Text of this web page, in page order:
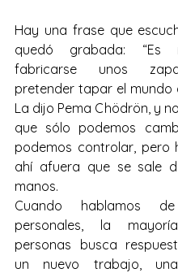
Hay una frase que
quedó grabada: “Es
fabricarse unos
pretender tapar el mundo
La dijo Pema Chödrön, y
que sólo podemos
podemos controlar, pero
ahí afuera que se sale
manos.
Cuando hablamos
personales, la
personas busca
un nuevo trabajo, una